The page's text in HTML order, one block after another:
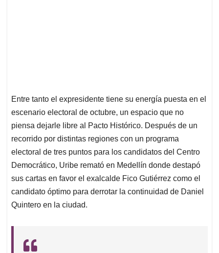
Entre tanto el expresidente tiene su energía puesta en el
escenario electoral de octubre, un espacio que no
piensa dejarle libre al Pacto Histórico. Después de un
recorrido por distintas regiones con un programa
electoral de tres puntos para los candidatos del Centro
Democrático, Uribe remató en Medellín donde destapó
sus cartas en favor el exalcalde Fico Gutiérrez como el
candidato óptimo para derrotar la continuidad de Daniel
Quintero en la ciudad.